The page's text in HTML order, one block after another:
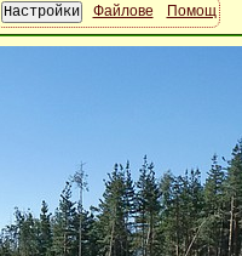
Файлове Помощ